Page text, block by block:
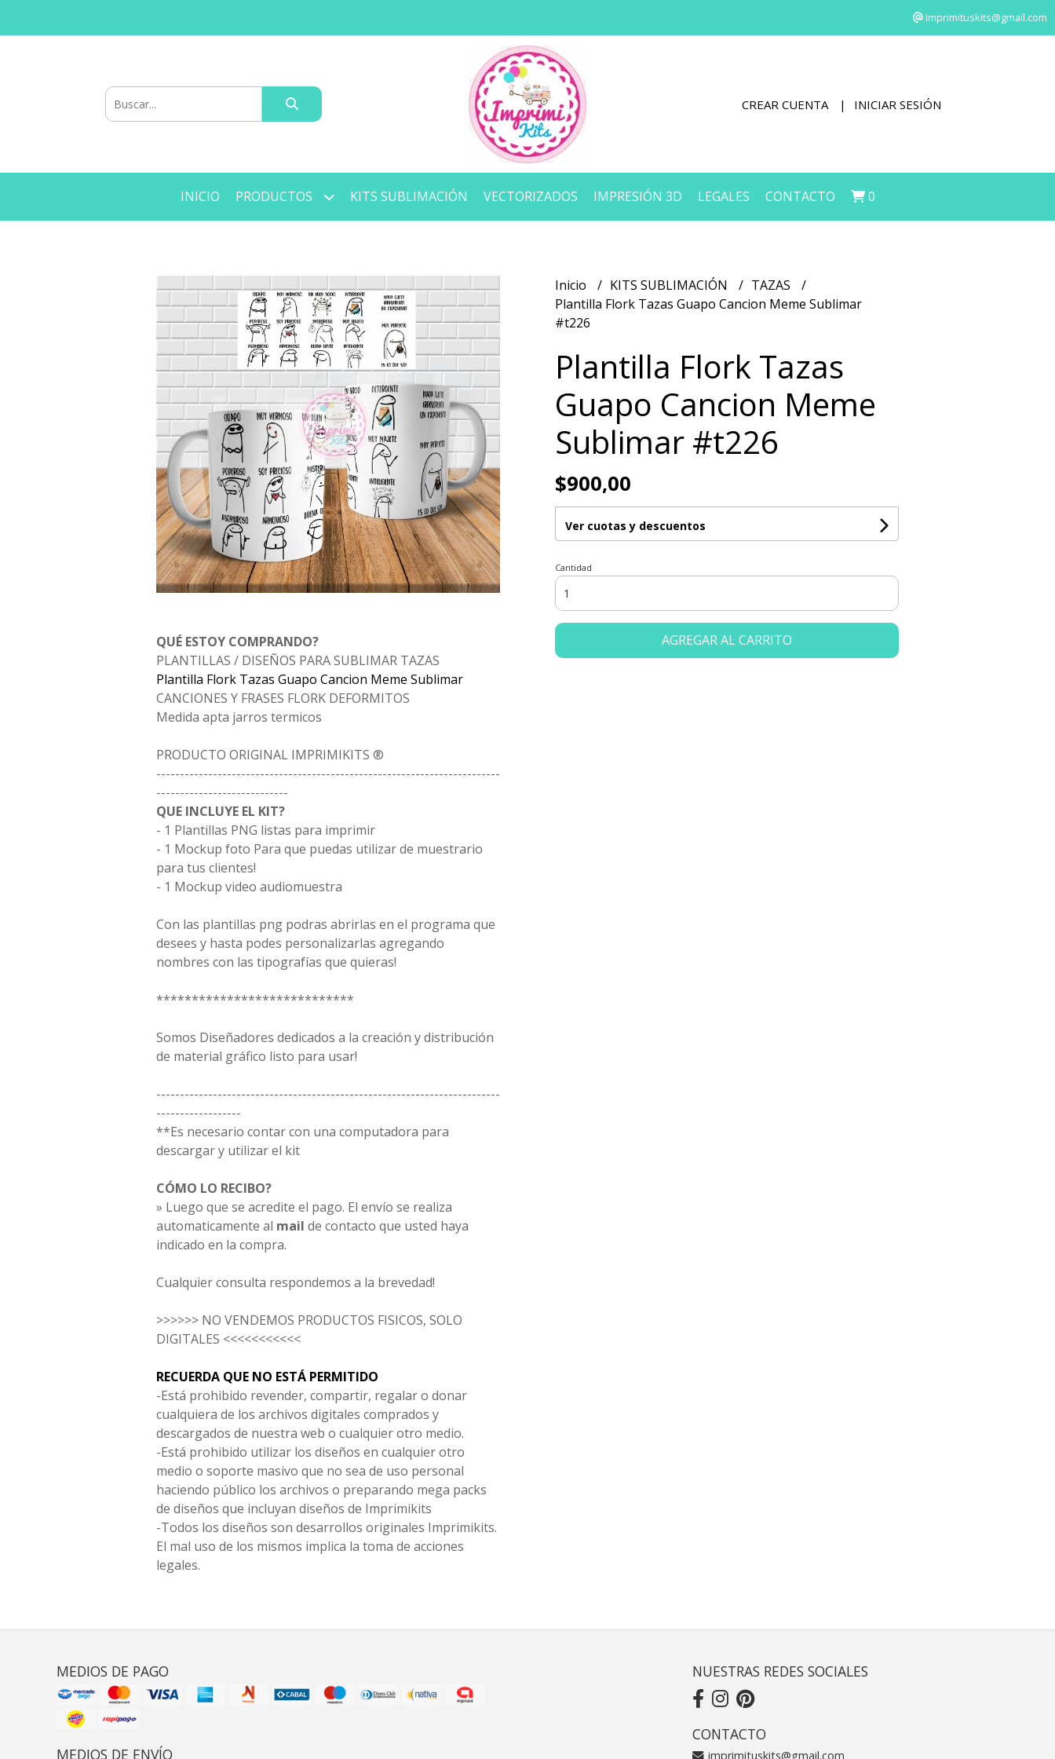
imprimituskits@gmail.com
CREAR CUENTA INICIAR SESIÓN
INICIO PRODUCTOS KITS SUBLIMACIÓN VECTORIZADOS IMPRESIÓN 3D LEGALES CONTACTO 0
QUÉ ESTOY COMPRANDO?
PLANTILLAS / DISEÑOS PARA SUBLIMAR TAZAS
Plantilla Flork Tazas Guapo Cancion Meme Sublimar
CANCIONES Y FRASES FLORK DEFORMITOS
Medida apta jarros termicos
PRODUCTO ORIGINAL IMPRIMIKITS ®
-------------------------------------------------------------------------
----------------------------
QUE INCLUYE EL KIT?
- 1 Plantillas PNG listas para imprimir
- 1 Mockup foto Para que puedas utilizar de muestrario
para tus clientes!
- 1 Mockup video audiomuestra
Con las plantillas png podras abrirlas en el programa que
desees y hasta podes personalizarlas agregando
nombres con las tipografías que quieras!
****************************
Somos Diseñadores dedicados a la creación y distribución
de material gráfico listo para usar!
-------------------------------------------------------------------------
------------------
**Es necesario contar con una computadora para
descargar y utilizar el kit
CÓMO LO RECIBO?
» Luego que se acredite el pago. El envío se realiza
automaticamente al mail de contacto que usted haya
indicado en la compra.
Cualquier consulta respondemos a la brevedad!
>>>>>> NO VENDEMOS PRODUCTOS FISICOS, SOLO
DIGITALES <<<<<<<<<<<
RECUERDA QUE NO ESTÁ PERMITIDO
-Está prohibido revender, compartir, regalar o donar
cualquiera de los archivos digitales comprados y
descargados de nuestra web o cualquier otro medio.
-Está prohibido utilizar los diseños en cualquier otro
medio o soporte masivo que no sea de uso personal
haciendo público los archivos o preparando mega packs
de diseños que incluyan diseños de Imprimikits
-Todos los diseños son desarrollos originales Imprimikits.
El mal uso de los mismos implica la toma de acciones
legales.
Inicio KITS SUBLIMACIÓN
TAZAS
Plantilla Flork Tazas Guapo Cancion Meme Sublimar
#t226
Plantilla Flork Tazas
Guapo Cancion Meme
Sublimar #t226
$900,00
Ver cuotas y descuentos
Cantidad
AGREGAR AL CARRITO
MEDIOS DE PAGO
MEDIOS DE ENVÍO
NUESTRAS REDES SOCIALES
CONTACTO
imprimituskits@gmail.com